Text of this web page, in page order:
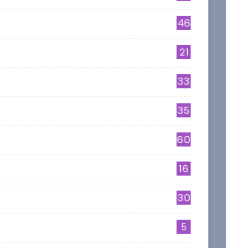
46
21
33
35
60
16
30
5